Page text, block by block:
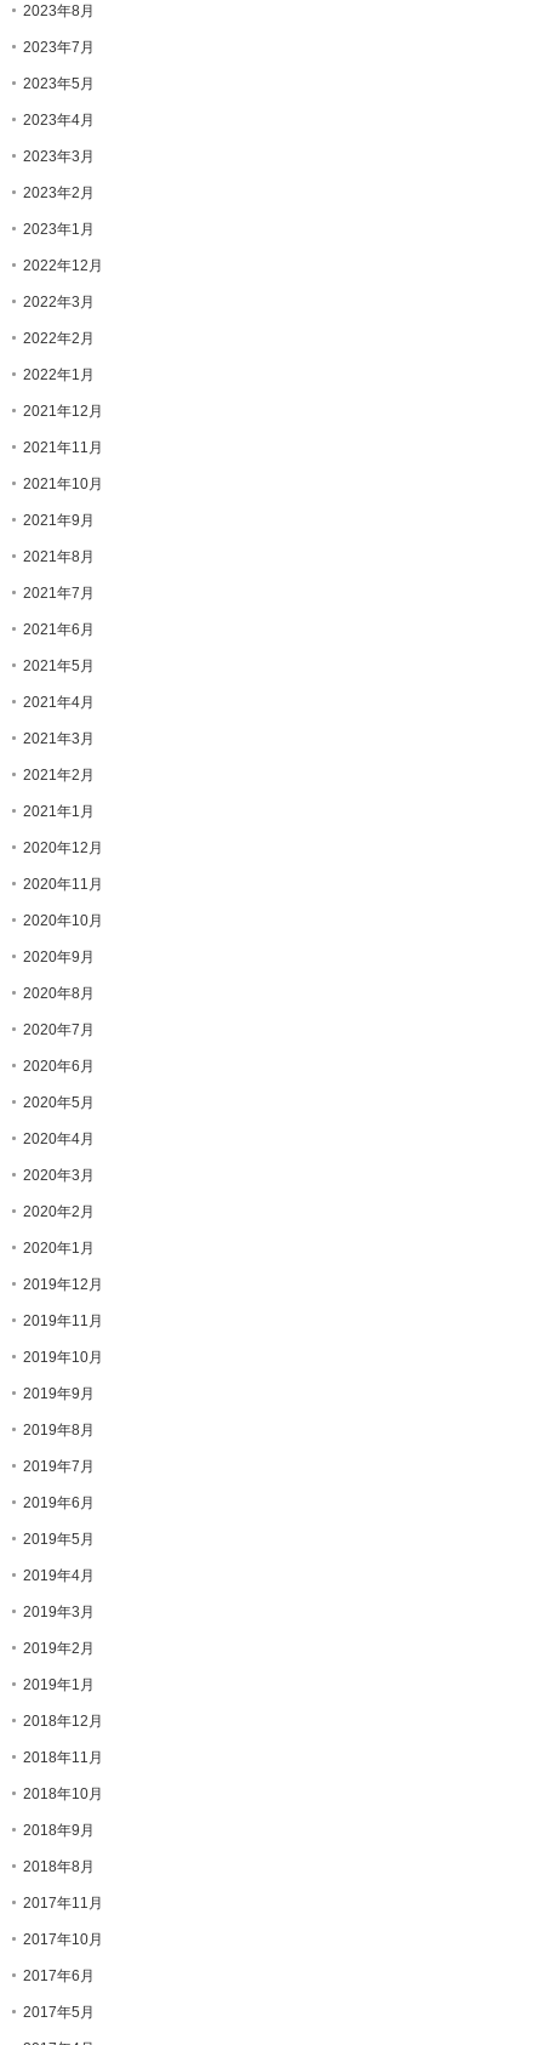
2023年8月
2023年7月
2023年5月
2023年4月
2023年3月
2023年2月
2023年1月
2022年12月
2022年3月
2022年2月
2022年1月
2021年12月
2021年11月
2021年10月
2021年9月
2021年8月
2021年7月
2021年6月
2021年5月
2021年4月
2021年3月
2021年2月
2021年1月
2020年12月
2020年11月
2020年10月
2020年9月
2020年8月
2020年7月
2020年6月
2020年5月
2020年4月
2020年3月
2020年2月
2020年1月
2019年12月
2019年11月
2019年10月
2019年9月
2019年8月
2019年7月
2019年6月
2019年5月
2019年4月
2019年3月
2019年2月
2019年1月
2018年12月
2018年11月
2018年10月
2018年9月
2018年8月
2017年11月
2017年10月
2017年6月
2017年5月